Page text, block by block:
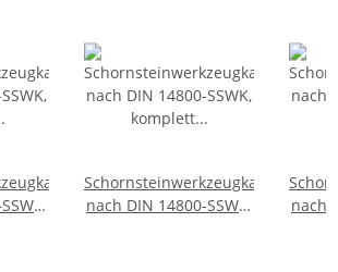
Schornsteinwerkzeugkasten
nach DIN 14800-SSWK,
nach